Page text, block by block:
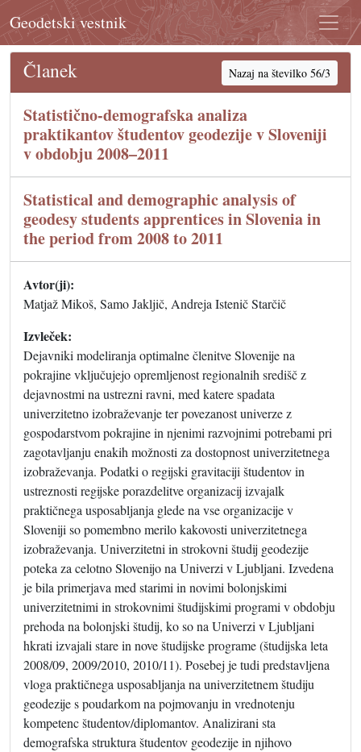
Geodetski vestnik
Članek Nazaj na številko 56/3
Statistično-demografska analiza
praktikantov študentov geodezije v Sloveniji
v obdobju 2008–2011
Statistical and demographic analysis of
geodesy students apprentices in Slovenia in
the period from 2008 to 2011
Avtor(ji):
Matjaž Mikoš, Samo Jakljič, Andreja Istenič Starčič
Izvleček:
Dejavniki modeliranja optimalne členitve Slovenije na
pokrajine vključujejo opremljenost regionalnih središč z
dejavnostmi na ustrezni ravni, med katere spadata
univerzitetno izobraževanje ter povezanost univerze z
gospodarstvom pokrajine in njenimi razvojnimi potrebami pri
zagotavljanju enakih možnosti za dostopnost univerzitetnega
izobraževanja. Podatki o regijski gravitaciji študentov in
ustreznosti regijske porazdelitve organizacij izvajalk
praktičnega usposabljanja glede na vse organizacije v
Sloveniji so pomembno merilo kakovosti univerzitetnega
izobraževanja. Univerzitetni in strokovni študij geodezije
poteka za celotno Slovenijo na Univerzi v Ljubljani. Izvedena
je bila primerjava med starimi in novimi bolonjskimi
univerzitetnimi in strokovnimi študijskimi programi v obdobju
prehoda na bolonjski študij, ko so na Univerzi v Ljubljani
hkrati izvajali stare in nove študijske programe (študijska leta
2008/09, 2009/2010, 2010/11). Posebej je tudi predstavljena
vloga praktičnega usposabljanja na univerzitetnem študiju
geodezije s poudarkom na pojmovanju in vrednotenju
kompetenc študentov/diplomantov. Analizirani sta
demografska struktura študentov geodezije in njihovo